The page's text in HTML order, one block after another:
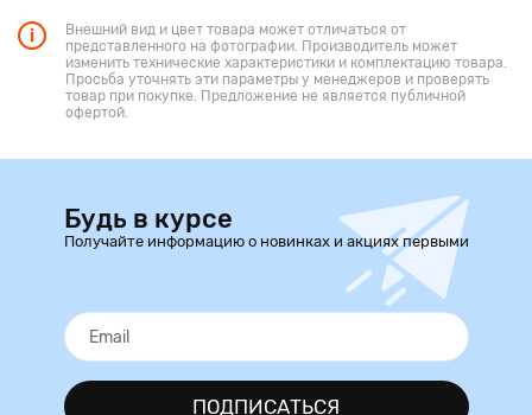
Внешний вид и цвет товара может отличаться от
представленного на фотографии. Производитель может
изменить технические характеристики и комплектацию товара.
Просьба уточнять эти параметры у менеджеров и проверять
товар при покупке. Предложение не является публичной
офертой.
Будь в курсе
Получайте информацию о новинках и акциях первыми
ПОДПИСАТЬСЯ